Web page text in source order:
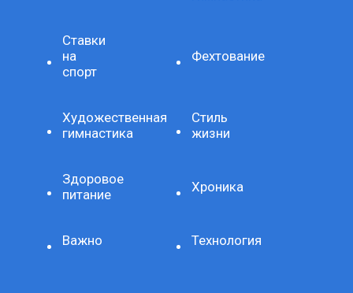
Ставки
на
спорт
Фехтование
Художественная
гимнастика
Стиль
жизни
Здоровое
питание
Хроника
Важно Технология